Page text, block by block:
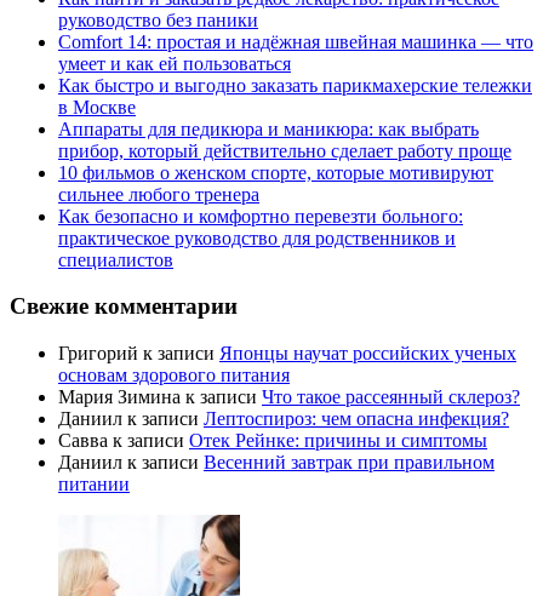
руководство без паники
Comfort 14: простая и надёжная швейная машинка — что
умеет и как ей пользоваться
Как быстро и выгодно заказать парикмахерские тележки
в Москве
Аппараты для педикюра и маникюра: как выбрать
прибор, который действительно сделает работу проще
10 фильмов о женском спорте, которые мотивируют
сильнее любого тренера
Как безопасно и комфортно перевезти больного:
практическое руководство для родственников и
специалистов
Свежие комментарии
Григорий к записи Японцы научат российских ученых
основам здорового питания
Мария Зимина к записи Что такое рассеянный склероз?
Даниил к записи Лептоспироз: чем опасна инфекция?
Савва к записи Отек Рейнке: причины и симптомы
Даниил к записи Весенний завтрак при правильном
питании